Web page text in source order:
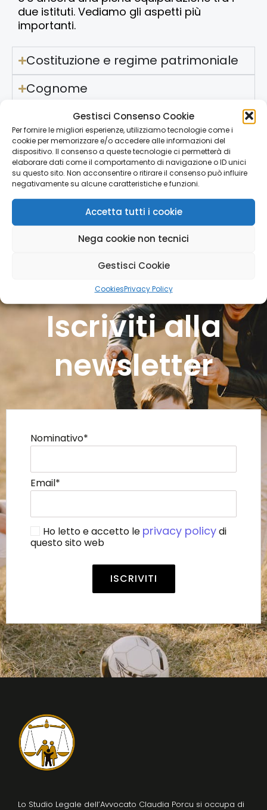
Gestisci Consenso Cookie
Per fornire le migliori esperienze, utilizziamo tecnologie come i
cookie per memorizzare e/o accedere alle informazioni del
dispositivo. Il consenso a queste tecnologie ci permetterà di
elaborare dati come il comportamento di navigazione o ID unici
su questo sito. Non acconsentire o ritirare il consenso può influire
negativamente su alcune caratteristiche e funzioni.
Accetta tutti i cookie
Nega cookie non tecnici
Gestisci Cookie
CookiesPrivacy Policy
due istituti. Vediamo gli aspetti più
importanti.
Costituzione e regime patrimoniale
Cognome
Diritti e doveri
Pensione, TFR e successione per
causa di morte
Scioglimento e conseguenze
Iscriviti alla
newsletter
Nominativo*
Email*
Ho letto e accetto le privacy policydi
questo sito web
Lo Studio Legale dell’Avvocato Claudia Porcu si occupa di